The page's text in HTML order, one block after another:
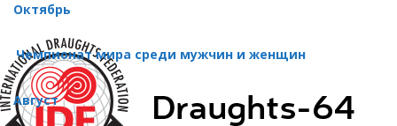
Октябрь
Чемпионат мира среди мужчин и женщин
Август